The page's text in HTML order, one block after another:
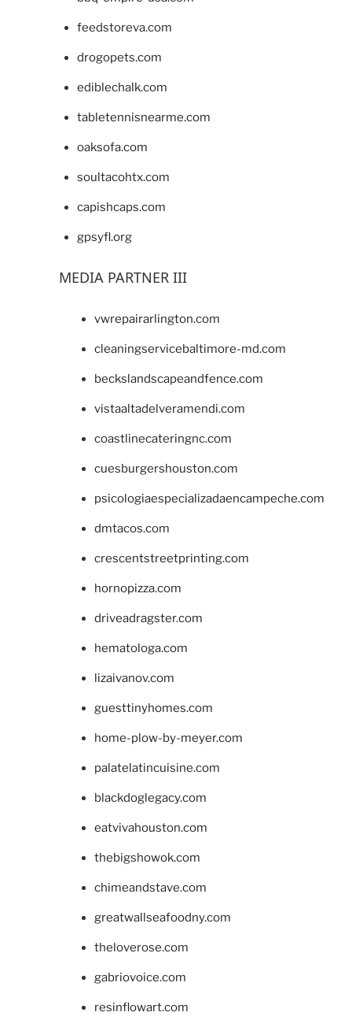
feedstoreva.com
drogopets.com
ediblechalk.com
tabletennisnearme.com
oaksofa.com
soultacohtx.com
capishcaps.com
gpsyfl.org
MEDIA PARTNER III
vwrepairarlington.com
cleaningservicebaltimore-md.com
beckslandscapeandfence.com
vistaaltadelveramendi.com
coastlinecateringnc.com
cuesburgershouston.com
psicologiaespecializadaencampeche.com
dmtacos.com
crescentstreetprinting.com
hornopizza.com
driveadragster.com
hematologa.com
lizaivanov.com
guesttinyhomes.com
home-plow-by-meyer.com
palatelatincuisine.com
blackdoglegacy.com
eatvivahouston.com
thebigshowok.com
chimeandstave.com
greatwallseafoodny.com
theloverose.com
gabriovoice.com
resinflowart.com